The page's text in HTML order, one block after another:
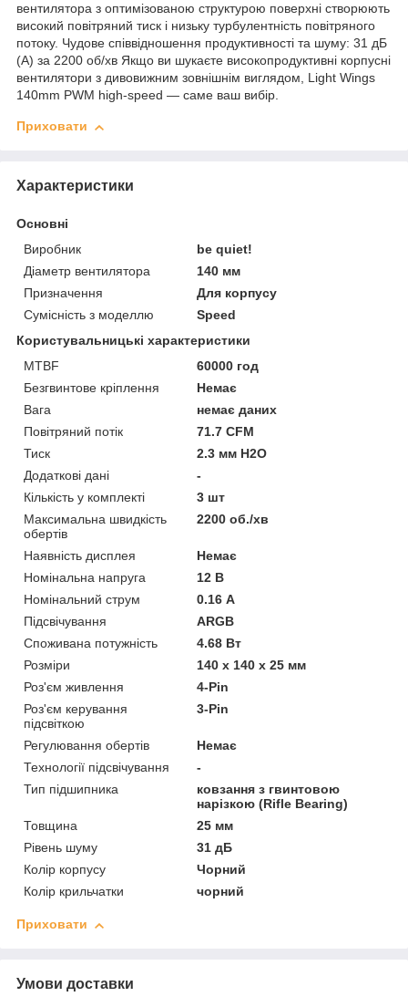
вентилятора з оптимізованою структурою поверхні створюють
високий повітряний тиск і низьку турбулентність повітряного
потоку. Чудове співвідношення продуктивності та шуму: 31 дБ
(А) за 2200 об/хв Якщо ви шукаєте високопродуктивні корпусні
вентилятори з дивовижним зовнішнім виглядом, Light Wings
140mm PWM high-speed — саме ваш вибір.
Приховати
Характеристики
Основні
Виробник
be quiet!
Діаметр вентилятора
140 мм
Призначення
Для корпусу
Сумісність з моделлю
Speed
Користувальницькі характеристики
MTBF
60000 год
Безгвинтове кріплення
Немає
Вага
немає даних
Повітряний потік
71.7 CFM
Тиск
2.3 мм H2O
Додаткові дані
-
Кількість у комплекті
3 шт
Максимальна швидкість
обертів
2200 об./хв
Наявність дисплея
Немає
Номінальна напруга
12 В
Номінальний струм
0.16 А
Підсвічування
ARGB
Споживана потужність
4.68 Вт
Розміри
140 х 140 х 25 мм
Роз'єм живлення
4-Pin
Роз'єм керування
підсвіткою
3-Pin
Регулювання обертів
Немає
Технології підсвічування
-
Тип підшипника
ковзання з гвинтовою
нарізкою (Rifle Bearing)
Товщина
25 мм
Рівень шуму
31 дБ
Колір корпусу
Чорний
Колір крильчатки
чорний
Приховати
Умови доставки